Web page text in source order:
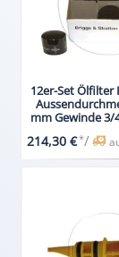
12er-Set Ölfilter
mm Gewinde 3/
214,30 €*/